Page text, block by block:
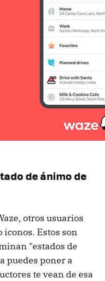
de ánimo de
otros usuarios
iconos. Estos son
"estados de
puedes poner a
te vean de esa